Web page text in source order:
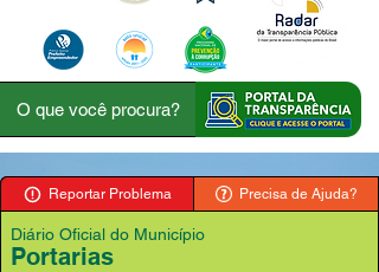
Reportar Problema Precisa de Ajuda?
Diário Oficial do Município
Portarias